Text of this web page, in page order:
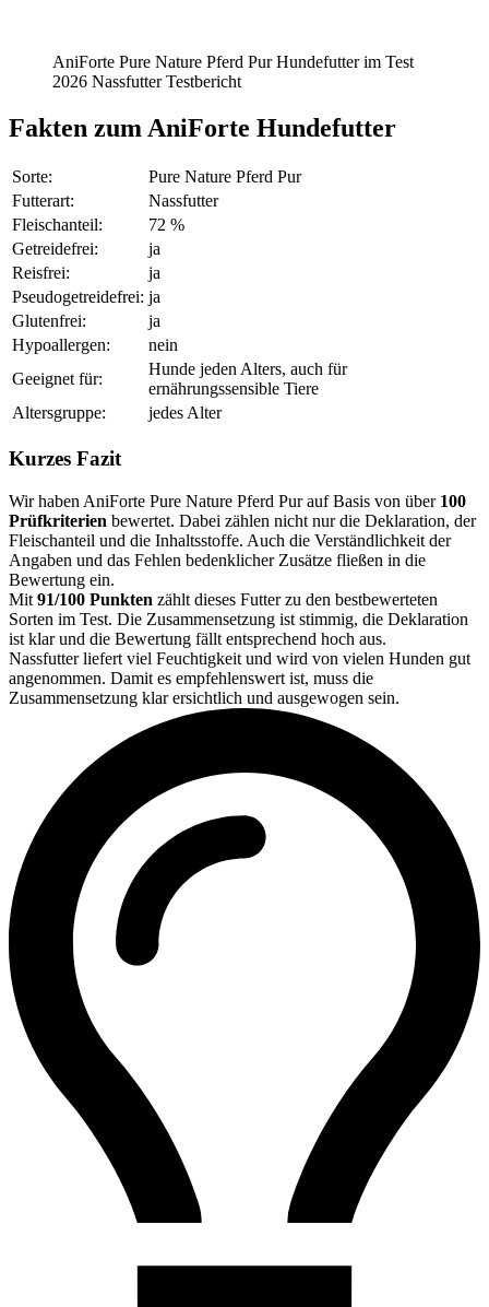
AniForte Pure Nature Pferd Pur Hundefutter im Test
2026 Nassfutter Testbericht
Fakten zum AniForte Hundefutter
Sorte:
Pure Nature Pferd Pur
Futterart:
Nassfutter
Fleischanteil:
72 %
Getreidefrei:
ja
Reisfrei:
ja
Pseudogetreidefrei: ja
Glutenfrei:
ja
Hypoallergen:
nein
Geeignet für:
Hunde jeden Alters, auch für
ernährungssensible Tiere
Altersgruppe:
jedes Alter
Kurzes Fazit
Wir haben AniForte Pure Nature Pferd Pur auf Basis von über 100
Prüfkriterien bewertet. Dabei zählen nicht nur die Deklaration, der
Fleischanteil und die Inhaltsstoffe. Auch die Verständlichkeit der
Angaben und das Fehlen bedenklicher Zusätze fließen in die
Bewertung ein.
Mit 91/100 Punkten zählt dieses Futter zu den bestbewerteten
Sorten im Test. Die Zusammensetzung ist stimmig, die Deklaration
ist klar und die Bewertung fällt entsprechend hoch aus.
Nassfutter liefert viel Feuchtigkeit und wird von vielen Hunden gut
angenommen. Damit es empfehlenswert ist, muss die
Zusammensetzung klar ersichtlich und ausgewogen sein.